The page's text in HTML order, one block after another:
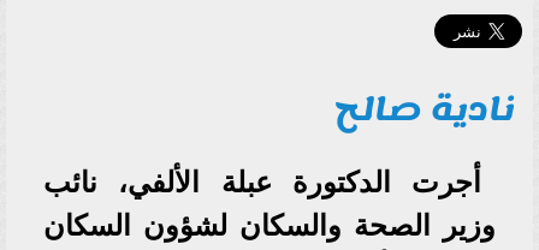
نادية صالح
أجرت الدكتورة عبلة الألفي، نائب
وزير الصحة والسكان لشؤون السكان